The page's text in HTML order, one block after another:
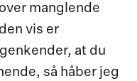
manglende
vis er
at du
så håber jeg